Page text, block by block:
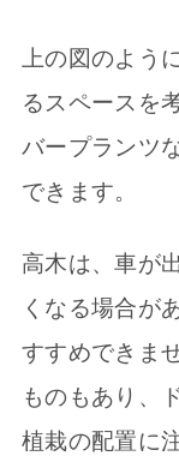
上の図のよう
るスペースを
バープランツ
できます。
高木は、車が
くなる場合が
すすめできま
ものもあり、
植栽の配置に